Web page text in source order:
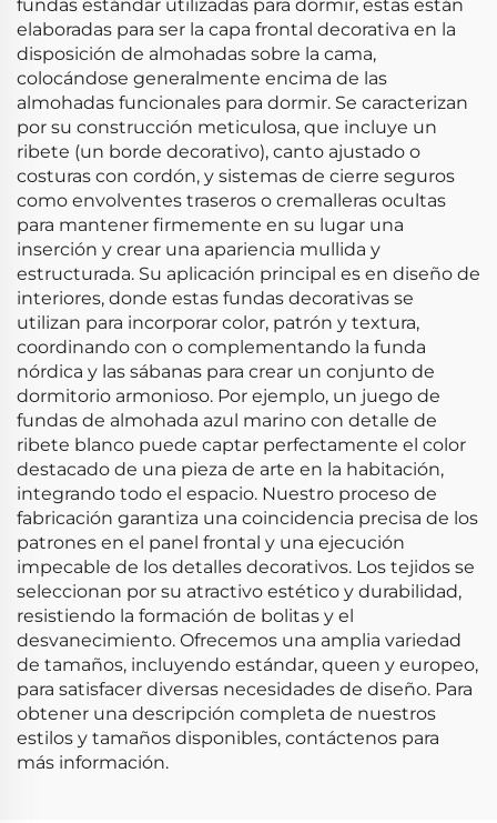
fundas estándar utilizadas para dormir, estas están
elaboradas para ser la capa frontal decorativa en la
disposición de almohadas sobre la cama,
colocándose generalmente encima de las
almohadas funcionales para dormir. Se caracterizan
por su construcción meticulosa, que incluye un
ribete (un borde decorativo), canto ajustado o
costuras con cordón, y sistemas de cierre seguros
como envolventes traseros o cremalleras ocultas
para mantener firmemente en su lugar una
inserción y crear una apariencia mullida y
estructurada. Su aplicación principal es en diseño de
interiores, donde estas fundas decorativas se
utilizan para incorporar color, patrón y textura,
coordinando con o complementando la funda
nórdica y las sábanas para crear un conjunto de
dormitorio armonioso. Por ejemplo, un juego de
fundas de almohada azul marino con detalle de
ribete blanco puede captar perfectamente el color
destacado de una pieza de arte en la habitación,
integrando todo el espacio. Nuestro proceso de
fabricación garantiza una coincidencia precisa de los
patrones en el panel frontal y una ejecución
impecable de los detalles decorativos. Los tejidos se
seleccionan por su atractivo estético y durabilidad,
resistiendo la formación de bolitas y el
desvanecimiento. Ofrecemos una amplia variedad
de tamaños, incluyendo estándar, queen y europeo,
para satisfacer diversas necesidades de diseño. Para
obtener una descripción completa de nuestros
estilos y tamaños disponibles, contáctenos para
más información.